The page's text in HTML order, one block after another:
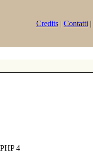
Credits | Contatti |
4